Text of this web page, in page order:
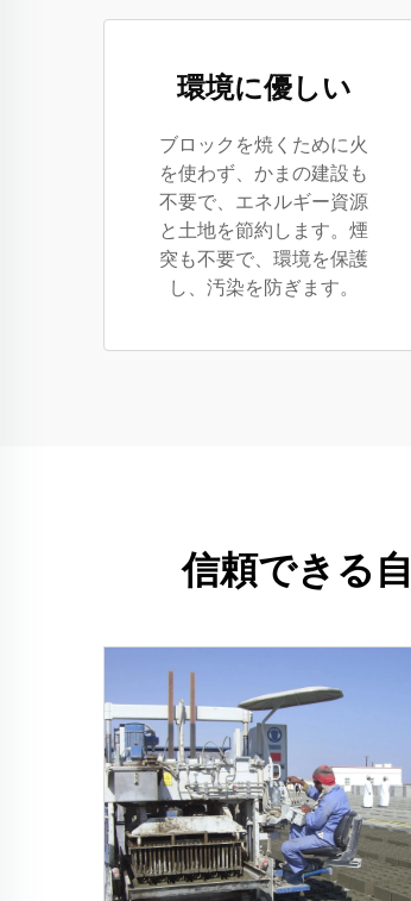
環境に優しい
ブロックを焼くために火
を使わず、かまの建設も
不要で、エネルギー資源
と土地を節約します。煙
突も不要で、環境を保護
し、汚染を防ぎます。
信頼できる